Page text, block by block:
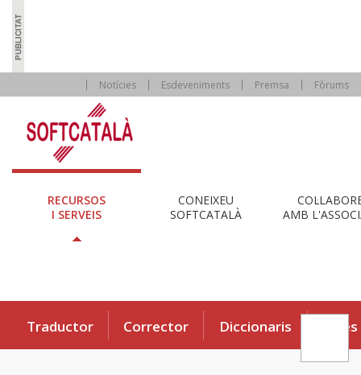
Notícies Esdeveniments Premsa Fòrums
RECURSOS
I SERVEIS
CONEIXEU
SOFTCATALÀ
AMB
Traductor Corrector Diccionaris Eines